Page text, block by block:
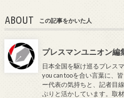
ABOUT この記事をかいた人
プレスマンユニオン編
日本全国を駆け巡るプレス
you can tooを合い言葉に、
ー代表の気持ちと、記者目
ぷりと活かしています。取